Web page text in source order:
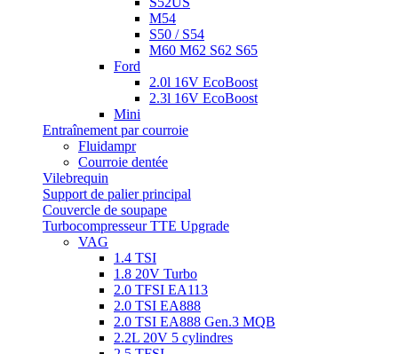
M54
S50 / S54
M60 M62 S62 S65
Ford
2.0l 16V EcoBoost
2.3l 16V EcoBoost
Mini
Entraînement par courroie
Fluidampr
Courroie dentée
Vilebrequin
Support de palier principal
Couvercle de soupape
Turbocompresseur TTE Upgrade
VAG
1.4 TSI
1.8 20V Turbo
2.0 TFSI EA113
2.0 TSI EA888
2.0 TSI EA888 Gen.3 MQB
2.2L 20V 5 cylindres